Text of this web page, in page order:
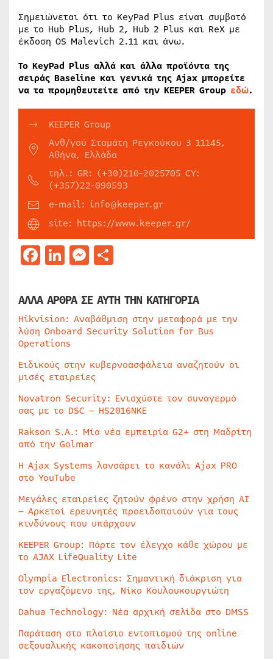
Σημειώνεται ότι το KeyPad Plus είναι συμβατό
με το Hub Plus, Hub 2, Hub 2 Plus και ReX με
έκδοση OS Malevich 2.11 και άνω.
Το KeyPad Plus αλλά και άλλα προϊόντα της
σειράς Baseline και γενικά της Ajax μπορείτε
να τα προμηθευτείτε από την KEEPER Group εδώ.
KEEPER Group
Ανθ/γού Σταμάτη Ρεγκούκου 3 11145,
Αθήνα, Ελλάδα
τηλ.: GR: (+30)210-2025705 CY:
(+357)22-090593
e-mail: info@keeper.gr
site: https://www.keeper.gr/
Facebook
LinkedIn
Messenger
ΑΛΛΑ ΑΡΘΡΑ ΣΕ ΑΥΤΗ ΤΗΝ ΚΑΤΗΓΟΡΙΑ
Hikvision: Αναβάθμιση στην μεταφορά με την
λύση Onboard Security Solution for Bus
Operations
Ειδικούς στην κυβερνοασφάλεια αναζητούν οι
μισές εταιρείες
Novatron Security: Ενισχύστε τον συναγερμό
σας με το DSC – HS2016NKE
Rakson S.A.: Μία νέα εμπειρία G2+ στη Μαδρίτη
από την Golmar
Η Ajax Systems λανσάρει το κανάλι Ajax PRO
στο YouTube
Μεγάλες εταιρείες ζητούν φρένο στην χρήση AI
– Αρκετοί ερευνητές προειδοποιούν για τους
κινδύνους που υπάρχουν
KEEPER Group: Πάρτε τον έλεγχο κάθε χώρου με
το AJAX LifeQuality Lite
Olympia Electronics: Σημαντική διάκριση για
τον εργαζόμενο της, Νίκο Κουλουκουργιώτη
Dahua Technology: Νέα αρχική σελίδα στο DMSS
Παράταση στο πλαίσιο εντοπισμού της online
σεξουαλικής κακοποίησης παιδιών